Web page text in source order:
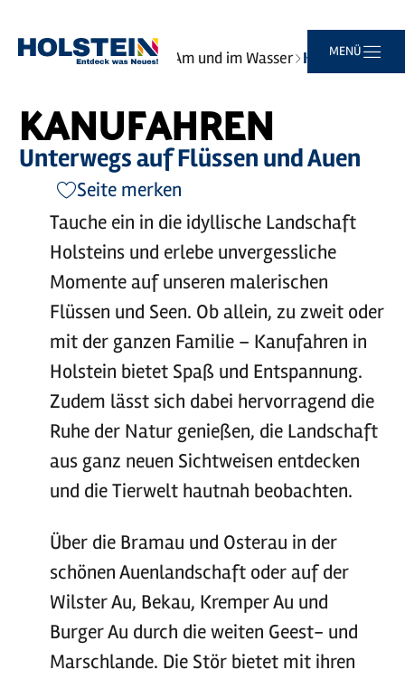
Hauptinhalt
Suche
Navigation
Footer
MENÜ
Sie
Startseite Erlebnisse Am und im Wasser Kanufahren
KANUFAHREN
Unterwegs auf Flüssen und Auen
Seite merken
Tauche ein in die idyllische Landschaft
Holsteins und erlebe unvergessliche
Momente auf unseren malerischen
Flüssen und Seen. Ob allein, zu zweit oder
mit der ganzen Familie – Kanufahren in
Holstein bietet Spaß und Entspannung.
Zudem lässt sich dabei hervorragend die
Ruhe der Natur genießen, die Landschaft
aus ganz neuen Sichtweisen entdecken
und die Tierwelt hautnah beobachten.
Über die Bramau und Osterau in der
schönen Auenlandschaft oder auf der
Wilster Au, Bekau, Kremper Au und
Burger Au durch die weiten Geest- und
Marschlande. Die Stör bietet mit ihren